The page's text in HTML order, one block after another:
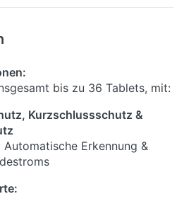
bis zu 36 Tablets, mit:
Kurzschlussschutz &
Automatische Erkennung &